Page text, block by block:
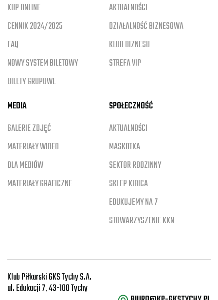
KUP ONLINE
CENNIK 2024/2025
FAQ
NOWY SYSTEM BILETOWY
BILETY GRUPOWE
AKTUALNOŚCI
DZIAŁALNOŚĆ BIZNESOWA
KLUB BIZNESU
STREFA VIP
MEDIA
GALERIE ZDJĘĆ
MATERIAŁY WIDEO
DLA MEDIÓW
MATERIAŁY GRAFICZNE
SPOŁECZNOŚĆ
AKTUALNOŚCI
MASKOTKA
SEKTOR RODZINNY
SKLEP KIBICA
EDUKUJEMY NA 7
STOWARZYSZENIE KKN
Klub Piłkarski GKS Tychy S.A.
ul. Edukacji 7, 43-100 Tychy